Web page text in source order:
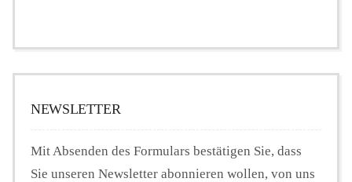
NEWSLETTER
Mit Absenden des Formulars bestätigen Sie, dass
Sie unseren Newsletter abonnieren wollen, von uns